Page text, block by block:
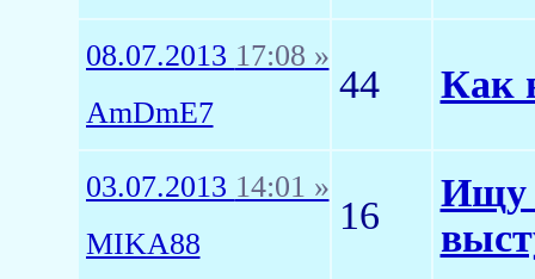
08.07.2013 17:08 »
AmDmE7
44 Как
03.07.2013 14:01 »
MIKA88
16
Ищу